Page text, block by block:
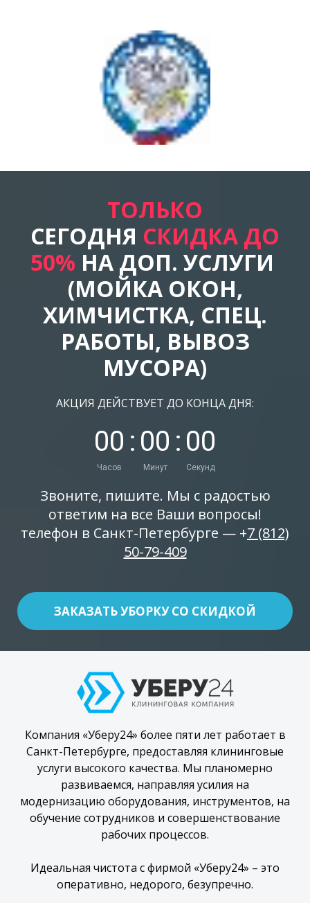
ТОЛЬКО
СЕГОДНЯ СКИДКА ДО
50% НА ДОП. УСЛУГИ
(МОЙКА ОКОН,
ХИМЧИСТКА, СПЕЦ.
РАБОТЫ, ВЫВОЗ
МУСОРА)
АКЦИЯ ДЕЙСТВУЕТ ДО КОНЦА ДНЯ:
00
Часов
: 00
Минут
: 00
Секунд
Звоните, пишите. Мы с радостью
ответим на все Ваши вопросы!
телефон в Санкт-Петербурге — +7 (812)
50-79-409
ЗАКАЗАТЬ УБОРКУ СО СКИДКОЙ
Компания «Уберу24» более пяти лет работает в
Санкт-Петербурге, предоставляя клининговые
услуги высокого качества. Мы планомерно
развиваемся, направляя усилия на
модернизацию оборудования, инструментов, на
обучение сотрудников и совершенствование
рабочих процессов.
Идеальная чистота с фирмой «Уберу24» – это
оперативно, недорого, безупречно.